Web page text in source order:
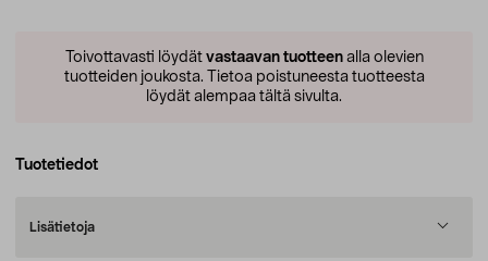
Toivottavasti löydät vastaavan tuotteenalla olevien
tuotteiden joukosta. Tietoa poistuneesta tuotteesta
löydät alempaa tältä sivulta.
Tuotetiedot
Lisätietoja